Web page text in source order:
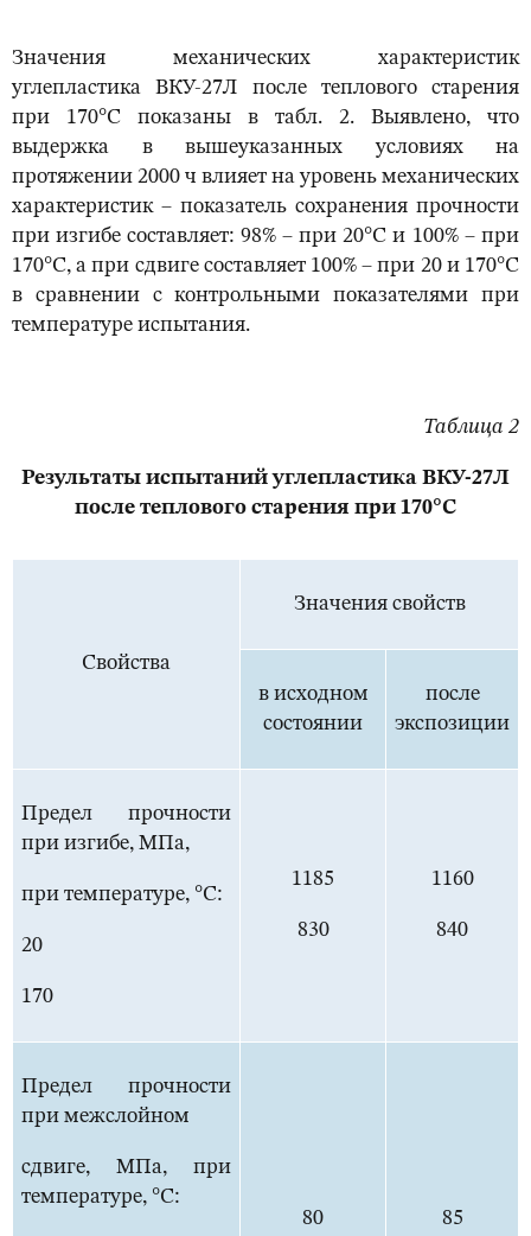
Значения механических характеристик
углепластика ВКУ-27Л после теплового старения
при 170°С показаны в табл. 2. Выявлено, что
выдержка в вышеуказанных условиях на
протяжении 2000 ч влияет на уровень механических
характеристик – показатель сохранения прочности
при изгибе составляет: 98% – при 20°С и 100% – при
170°С, а при сдвиге составляет 100% – при 20 и 170°С
в сравнении с контрольными показателями при
температуре испытания.
Таблица 2
Результаты испытаний углепластика ВКУ-27Л
после теплового старения при 170°С
Свойства
Значения свойств
в исходном
состоянии
после
экспозиции
Предел прочности
при изгибе, МПа,
при температуре, °С:
20
170
1185
830
1160
840
Предел прочности
при межслойном
сдвиге, МПа, при
температуре, °С:
80 85